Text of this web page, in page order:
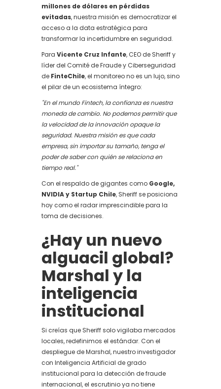
millones de dólares en pérdidas
evitadas, nuestra misión es democratizar el
acceso a la data estratégica para
transformar la incertidumbre en seguridad.
Para Vicente Cruz Infante, CEO de Sheriff y
líder del Comité de Fraude y Ciberseguridad
de FinteChile, el monitoreo no es un lujo, sino
el pilar de un ecosistema íntegro:
"En el mundo Fintech, la confianza es nuestra
moneda de cambio. No podemos permitir que
la velocidad de la innovación opaque la
seguridad. Nuestra misión es que cada
empresa, sin importar su tamaño, tenga el
poder de saber con quién se relaciona en
tiempo real."
Con el respaldo de gigantes como Google,
NVIDIA y Startup Chile, Sheriff se posiciona
hoy como el radar imprescindible para la
toma de decisiones.
¿Hay un nuevo
alguacil global?
Marshal y la
inteligencia
institucional
Si creías que Sheriff solo vigilaba mercados
locales, redefinimos el estándar. Con el
despliegue de Marshal, nuestro investigador
con Inteligencia Artificial de grado
institucional para la detección de fraude
internacional, el escrutinio ya no tiene